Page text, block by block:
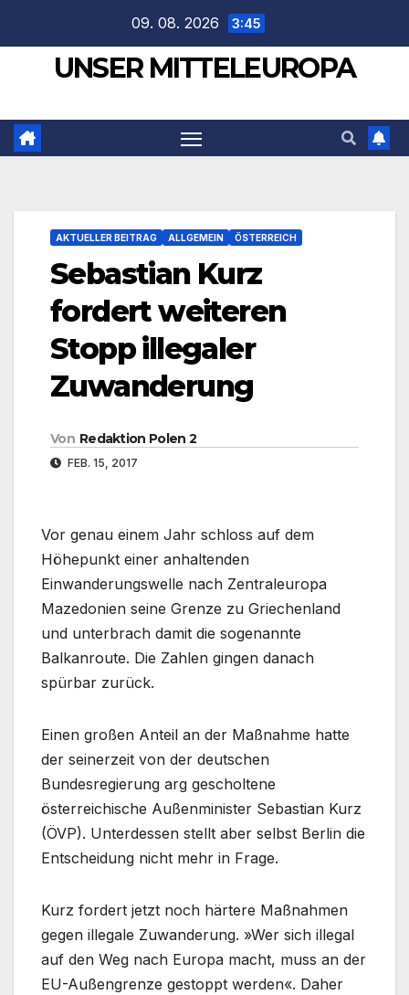
springen
09. 08. 2026 3:45
UNSER MITTELEUROPA
AKTUELLER BEITRAG ALLGEMEIN ÖSTERREICH
Sebastian Kurz
fordert weiteren
Stopp illegaler
Zuwanderung
Von Redaktion Polen 2
FEB. 15, 2017
Vor genau einem Jahr schloss auf dem
Höhepunkt einer anhaltenden
Einwanderungswelle nach Zentraleuropa
Mazedonien seine Grenze zu Griechenland
und unterbrach damit die sogenannte
Balkanroute. Die Zahlen gingen danach
spürbar zurück.
Einen großen Anteil an der Maßnahme hatte
der seinerzeit von der deutschen
Bundesregierung arg gescholtene
österreichische Außenminister Sebastian Kurz
(ÖVP). Unterdessen stellt aber selbst Berlin die
Entscheidung nicht mehr in Frage.
Kurz fordert jetzt noch härtere Maßnahmen
gegen illegale Zuwanderung. »Wer sich illegal
auf den Weg nach Europa macht, muss an der
EU-Außengrenze gestoppt werden«. Daher